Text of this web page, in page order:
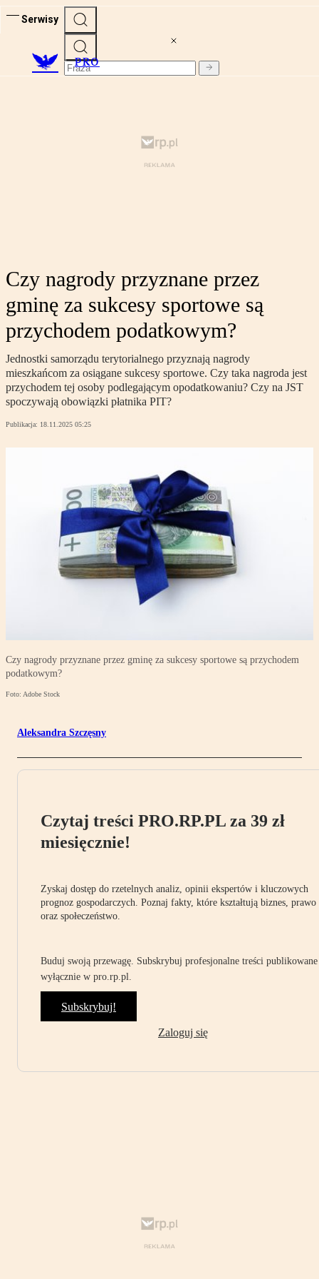
Serwisy
PRO
Czy nagrody przyznane przez
gminę za sukcesy sportowe są
przychodem podatkowym?
Jednostki samorządu terytorialnego przyznają nagrody
mieszkańcom za osiągane sukcesy sportowe. Czy taka nagroda jest
przychodem tej osoby podlegającym opodatkowaniu? Czy na JST
spoczywają obowiązki płatnika PIT?
Publikacja: 18.11.2025 05:25
Czy nagrody przyznane przez gminę za sukcesy sportowe są przychodem
podatkowym?
Foto: Adobe Stock
Aleksandra Szczęsny
Czytaj treści PRO.RP.PL za 39 zł
miesięcznie!
Zyskaj dostęp do rzetelnych analiz, opinii ekspertów i kluczowych
prognoz gospodarczych. Poznaj fakty, które kształtują biznes, prawo
oraz społeczeństwo.
Buduj swoją przewagę. Subskrybuj profesjonalne treści publikowane
wyłącznie w pro.rp.pl.
Subskrybuj!
Zaloguj się